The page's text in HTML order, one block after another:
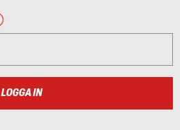
LOGGA IN